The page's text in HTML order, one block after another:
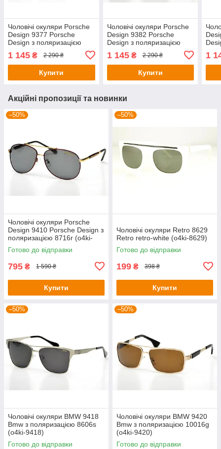
Чоловічі окуляри Porsche
Design 9377 Porsche
Design з поляризацією
1 145 ₴ 2 290 ₴
Купити
Чоловічі окуляри Porsche
Design 9382 Porsche
Design з поляризацією
1 145₴ 2 290 ₴
Купити
1
Акційні пропозиції та новинки
–50%
Чоловічі окуляри Porsche
Design 9410 Porsche Design з
поляризацією 8716r (o4ki-
9410)
Готово до відправки
795 ₴ 1 590 ₴
Купити
–50%
Чоловічі окуляри Retro 8629
Retro retro-white (o4ki-8629)
Готово до відправки
199 ₴ 398 ₴
Купити
–50%
Чоловічі окуляри BMW 9418
Bmw з поляризацією 8606s
(o4ki-9418)
Готово до відправки
–50%
Чоловічі окуляри BMW 9420
Bmw з поляризацією 10016g
(o4ki-9420)
Готово до відправки